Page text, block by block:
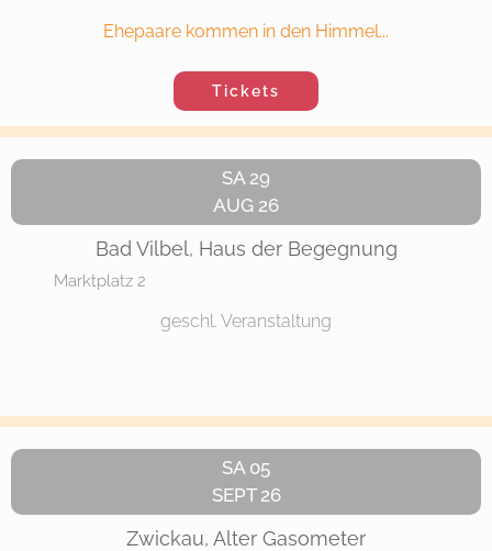
Ehepaare kommen in den Himmel...
Tickets
SA 29
AUG 26
Bad Vilbel, Haus der Begegnung
Marktplatz 2
geschl. Veranstaltung
SA 05
SEPT 26
Zwickau, Alter Gasometer